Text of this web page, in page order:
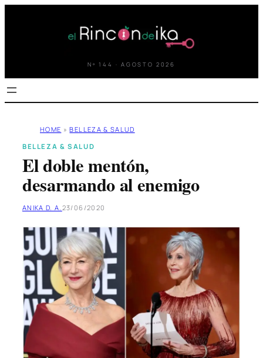
Nº 144 · AGOSTO 2026
HOME » BELLEZA & SALUD
BELLEZA & SALUD
El doble mentón,
desarmando al enemigo
ANIKA D. A. 23/06/2020